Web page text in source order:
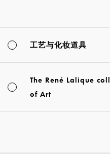
工艺与化妆道具
The René Lalique
of Art